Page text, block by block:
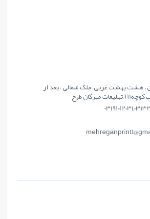
هشت بهشت غربی، ملک شمالی ، بعد از
طرح